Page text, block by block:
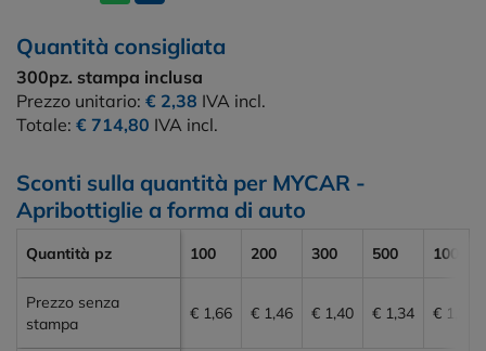
Quantità consigliata
300pz. stampa inclusa
Prezzo unitario: € 2,38 IVA incl.
Totale: € 714,80 IVA incl.
Sconti sulla quantità per MYCAR -
Apribottiglie a forma di auto
Quantità pz 100 200 300 500 1000
Prezzo senza
stampa
€ 1,66 € 1,46 € 1,40 € 1,34 € 1,30